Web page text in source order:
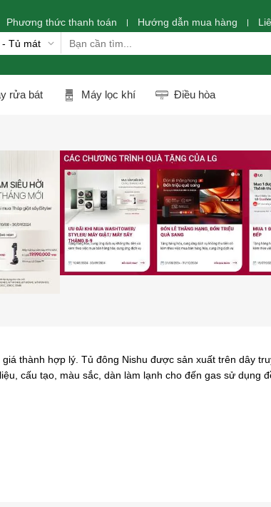
Phương thức thanh toán Hướng dẫn mua hàng
rửa bát Máy lọc khí Điều hòa
thành hợp lý. Tủ đông Nishu được sản xuất trên dây
cấu tạo, màu sắc, dàn làm lạnh cho đến gas sử dụng